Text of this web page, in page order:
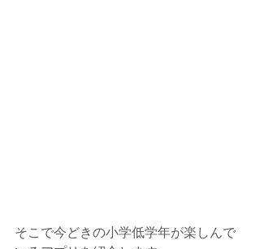
そこで今どきの小学低学年が楽しんで